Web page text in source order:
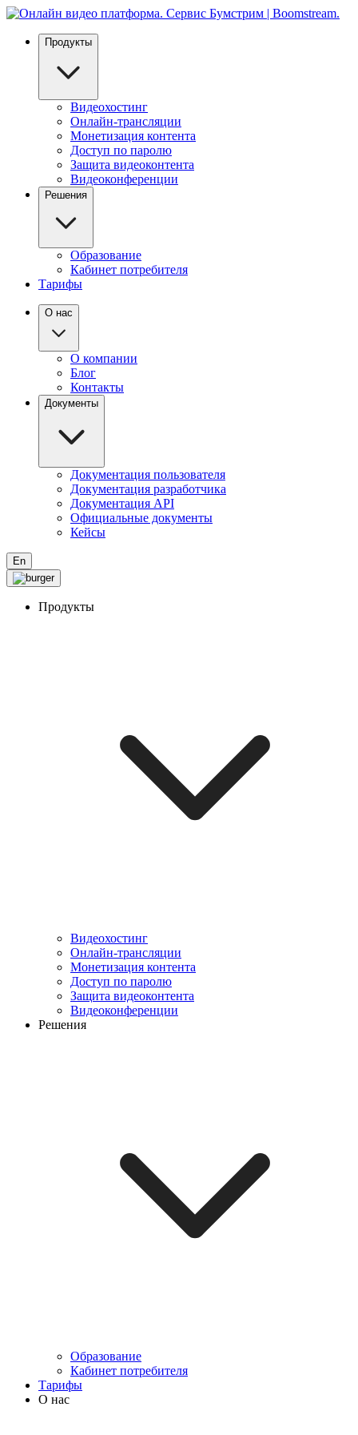
Продукты
Видеохостинг
Онлайн-трансляции
Монетизация контента
Доступ по паролю
Защита видеоконтента
Видеоконференции
Решения
Образование
Кабинет потребителя
Тарифы
О нас
О компании
Блог
Контакты
Документы
Документация пользователя
Документация разработчика
Документация API
Официальные документы
Кейсы
En
Продукты
Видеохостинг
Онлайн-трансляции
Монетизация контента
Доступ по паролю
Защита видеоконтента
Видеоконференции
Решения
Образование
Кабинет потребителя
Тарифы
О нас